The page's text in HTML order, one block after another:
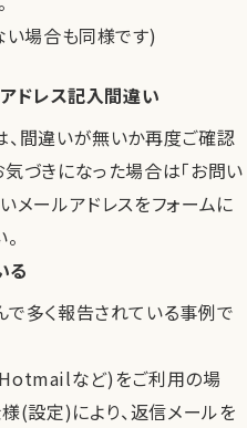
場合も同様です)
ドレス記入間違い
、間違いが無いか再度ご確認
づきになった場合は「お問い
メールアドレスをフォームに
る
多く報告されている事例で
など)をご利用の場
(設定)により、返信メールを